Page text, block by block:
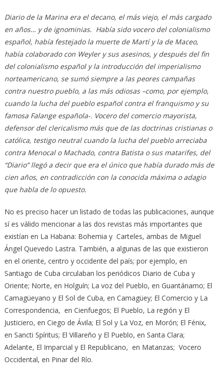
Diario de la Marina era el decano, el más viejo, el más cargado
en años… y de ignominias. Había sido vocero del colonialismo
español, había festejado la muerte de Martí y la de Maceo,
había colaborado con Weyler y sus asesinos, y después del fin
del colonialismo español y la introducción del imperialismo
norteamericano, se sumó siempre a las peores campañas
contra nuestro pueblo, a las más odiosas –como, por ejemplo,
cuando la lucha del pueblo español contra el franquismo y su
famosa Falange española-. Vocero del comercio mayorista,
defensor del clericalismo más que de las doctrinas cristianas o
católica, testigo neutral cuando la lucha del pueblo arreciaba
contra Menocal o Machado, contra Batista o sus matarifes, del
“Diario” llegó a decir que era el único que había durado más de
cien años, en contradicción con la conocida máxima o adagio
que habla de lo opuesto.
No es preciso hacer un listado de todas las publicaciones, aunque
sí es válido mencionar a las dos revistas más importantes que
existían en La Habana: Bohemia y Carteles, ambas de Miguel
Ángel Quevedo Lastra. También, a algunas de las que existieron
en el oriente, centro y occidente del país; por ejemplo, en
Santiago de Cuba circulaban los periódicos Diario de Cuba y
Oriente; Norte, en Holguín; La voz del Pueblo, en Guantánamo; El
Camagüeyano y El Sol de Cuba, en Camagüey; El Comercio y La
Correspondencia, en Cienfuegos; El Pueblo, La región y El
Justiciero, en Ciego de Ávila; El Sol y La Voz, en Morón; El Fénix,
en Sancti Spíritus; El Villareño y El Pueblo, en Santa Clara;
Adelante, El Imparcial y El Republicano, en Matanzas; Vocero
Occidental, en Pinar del Río.